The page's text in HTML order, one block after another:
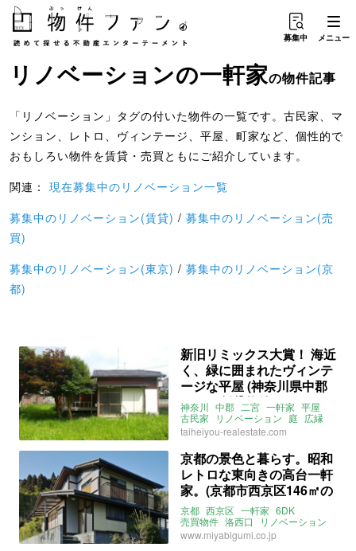
募集中 メニュー
リノベーションの一軒家の物件記事
「リノベーション」タグの付いた物件の一覧です。古民家、マ
ンション、レトロ、ヴィンテージ、平屋、町家など、個性的で
おもしろい物件を賃貸・売買ともにご紹介しています。
関連： 現在募集中のリノベーション一覧
募集中のリノベーション(賃貸) / 募集中のリノベーション(売
買)
募集中のリノベーション(東京) / 募集中のリノベーション(京
都)
新旧リミックス大賞！ 海近
く、緑に囲まれたヴィンテ
ージな平屋 (神奈川県中郡
59㎡の賃貸物件)
神奈川 中郡 二宮 一軒家 平屋
古民家
リノベーション 庭 広縁
レトロ 2DK 海近
ペット飼育相談可 賃貸
taiheiyou-realestate.com
京都の景色と暮らす。昭和
レトロな東向きの高台一軒
家。(京都市西京区146㎡の
売買物件)
京都 西京区 一軒家 6DK
売買物件 洛西口
リノベーション
ファミリー 眺望 高台
売買
www.miyabigumi.co.jp